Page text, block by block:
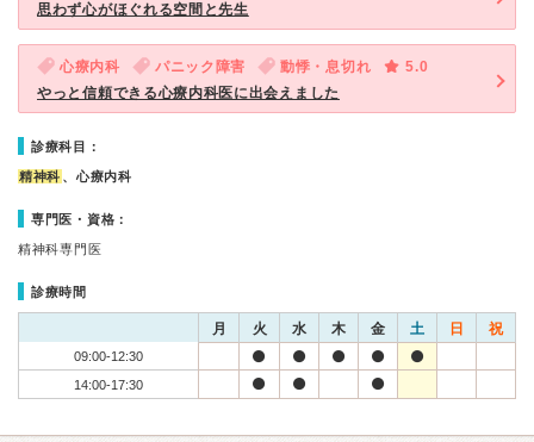
思わず心がほぐれる空間と先生
心療内科 パニック障害 動悸・息切れ
5.0
やっと信頼できる心療内科医に出会えました
診療科目：
精神科 、心療内科
専門医・資格：
精神科専門医
診療時間
月 火 水 木 金 土 日 祝
09:00-12:30
14:00-17:30